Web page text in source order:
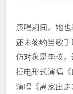
演唱期间，她
还未签约当歌
仿对象是李玟
插电形式演唱《
演唱《离家出